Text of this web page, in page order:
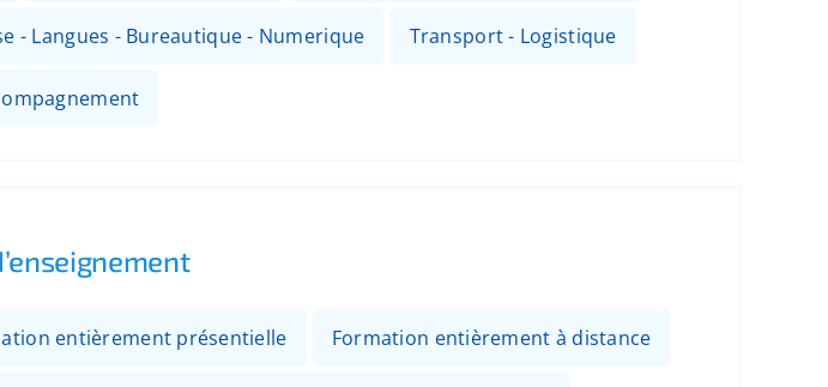
- Langues - Bureautique - Numerique Transport - Logistique
entièrement présentielle Formation entièrement à distance